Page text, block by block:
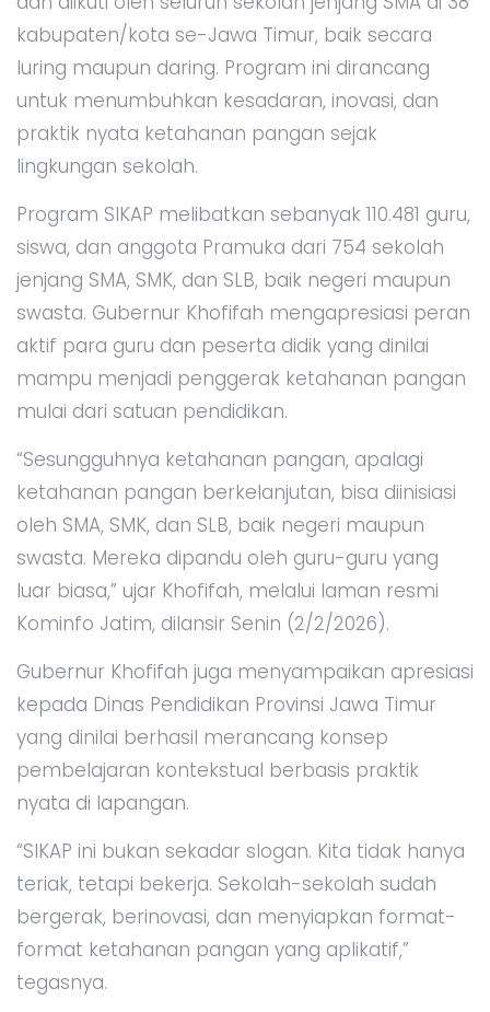
kabupaten/kota se-Jawa Timur, baik secara
luring maupun daring. Program ini dirancang
untuk menumbuhkan kesadaran, inovasi, dan
praktik nyata ketahanan pangan sejak
lingkungan sekolah.
Program SIKAP melibatkan sebanyak 110.481 guru,
siswa, dan anggota Pramuka dari 754 sekolah
jenjang SMA, SMK, dan SLB, baik negeri maupun
swasta. Gubernur Khofifah mengapresiasi peran
aktif para guru dan peserta didik yang dinilai
mampu menjadi penggerak ketahanan pangan
mulai dari satuan pendidikan.
“Sesungguhnya ketahanan pangan, apalagi
ketahanan pangan berkelanjutan, bisa diinisiasi
oleh SMA, SMK, dan SLB, baik negeri maupun
swasta. Mereka dipandu oleh guru-guru yang
luar biasa,” ujar Khofifah, melalui laman resmi
Kominfo Jatim, dilansir Senin (2/2/2026).
Gubernur Khofifah juga menyampaikan apresiasi
kepada Dinas Pendidikan Provinsi Jawa Timur
yang dinilai berhasil merancang konsep
pembelajaran kontekstual berbasis praktik
nyata di lapangan.
“SIKAP ini bukan sekadar slogan. Kita tidak hanya
teriak, tetapi bekerja. Sekolah-sekolah sudah
bergerak, berinovasi, dan menyiapkan format-
format ketahanan pangan yang aplikatif,”
tegasnya.